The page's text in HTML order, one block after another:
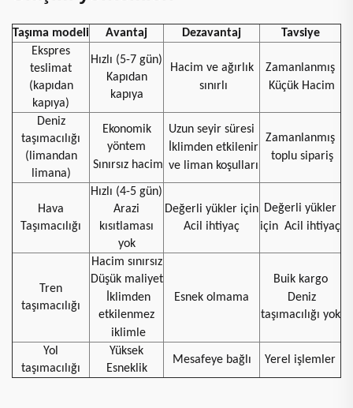
Taşıma modeli Avantaj Dezavantaj
Tavsiye
Ekspres
teslimat
(kapıdan
kapıya)
Hızlı (5-7 gün)
Kapıdan
kapıya
Hacim ve ağırlık
sınırlı
Zamanlanmış
Küçük Hacim
Deniz
taşımacılığı
(limandan
limana)
Ekonomik
yöntem
Sınırsız hacim
Uzun seyir süresi
İklimden etkilenir
ve liman koşulları
Zamanlanmış
toplu sipariş
Hava
Taşımacılığı
Hızlı (4-5 gün)
Arazi
kısıtlaması
yok
Değerli yükler için
Acil ihtiyaç
Değerli yükler
için Acil ihtiyaç
Tren
taşımacılığı
Hacim sınırsız
Düşük maliyet
İklimden
etkilenmez
iklimle
Esnek olmama
Buik kargo
Deniz
taşımacılığı yok
Yol
taşımacılığı
Yüksek
Esneklik
Mesafeye bağlı Yerel işlemler